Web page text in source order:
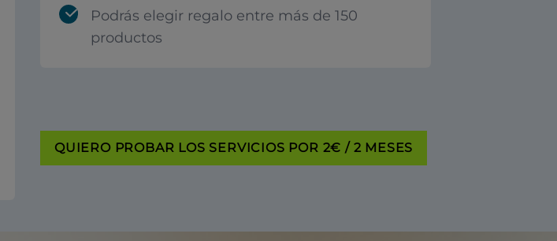
Podrás elegir regalo entre más de 150
productos
QUIERO PROBAR LOS SERVICIOS POR 2€ / 2 MESES